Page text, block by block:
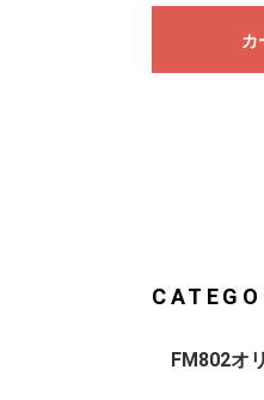
カ
FM802オ